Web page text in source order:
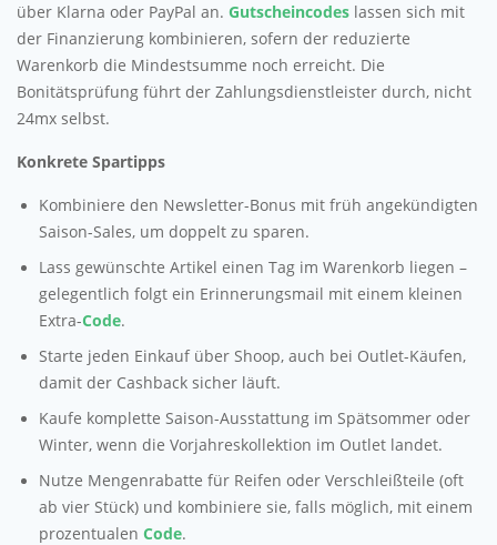
über Klarna oder PayPal an. Gutscheincodes lassen sich mit
der Finanzierung kombinieren, sofern der reduzierte
Warenkorb die Mindestsumme noch erreicht. Die
Bonitätsprüfung führt der Zahlungsdienstleister durch, nicht
24mx selbst.
Konkrete Spartipps
Kombiniere den Newsletter-Bonus mit früh angekündigten
Saison-Sales, um doppelt zu sparen.
Lass gewünschte Artikel einen Tag im Warenkorb liegen –
gelegentlich folgt ein Erinnerungsmail mit einem kleinen
Extra-Code.
Starte jeden Einkauf über Shoop, auch bei Outlet-Käufen,
damit der Cashback sicher läuft.
Kaufe komplette Saison-Ausstattung im Spätsommer oder
Winter, wenn die Vorjahreskollektion im Outlet landet.
Nutze Mengenrabatte für Reifen oder Verschleißteile (oft
ab vier Stück) und kombiniere sie, falls möglich, mit einem
prozentualen Code.